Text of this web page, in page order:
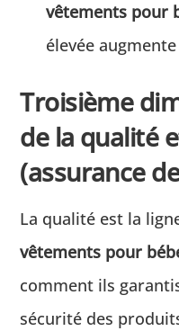
vêtements pour
élevée
Troisième
de la qualité
(assurance
La qualité est la
vêtements pour
comment ils
sécurité des